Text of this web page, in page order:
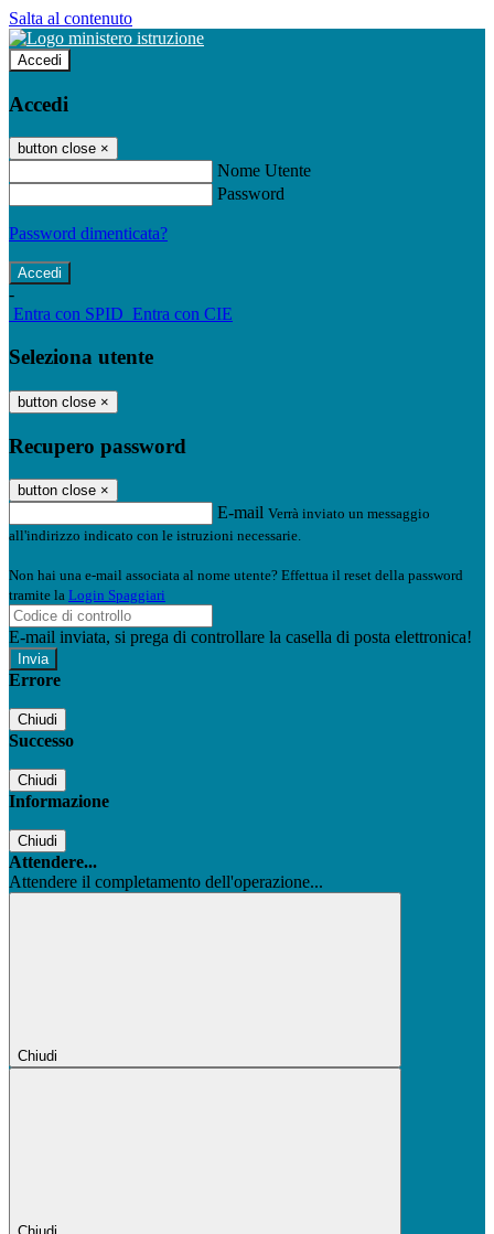
Salta al contenuto
Accedi
Accedi
button close ×
Nome Utente
Password
Password dimenticata?
-
Entra con SPID Entra con CIE
Seleziona utente
button close ×
Recupero password
button close ×
E-mail Verrà inviato un messaggio
all'indirizzo indicato con le istruzioni necessarie.
Non hai una e-mail associata al nome utente? Effettua il reset della password
tramite la Login Spaggiari
E-mail inviata, si prega di controllare la casella di posta elettronica!
Errore
Chiudi
Successo
Chiudi
Informazione
Chiudi
Attendere...
Attendere il completamento dell'operazione...
Chiudi